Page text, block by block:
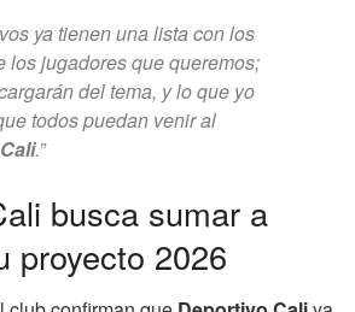
ya tienen una lista con los
los jugadores que queremos;
del tema, y lo que yo
todos puedan venir al
.”
busca sumar a
proyecto 2026